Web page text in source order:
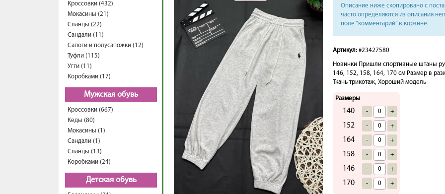
Кроссовки (432)
Мокасины (21)
Сланцы (22)
Сандали (11)
Сапоги и полусапожки (12)
Туфли (115)
Угги (11)
Коробками (17)
Мужская обувь
Кроссовки (667)
Кеды (80)
Мокасины (1)
Сандали (1)
Сланцы (13)
Коробками (24)
Детская обувь
Описание ниже скопировано с
часто определяются из описания
поле “комментарий” в корзине.
Артикул: #23427580
Новинки Пришли спортивные штаны
146, 152, 158, 164, 170 см Размер в
Ткань трикотаж, Хороший модель
Размеры
140 - +
152 - +
164 - +
158 - +
146 - +
170 - +